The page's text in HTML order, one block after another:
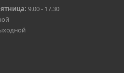
9.00 - 17.30